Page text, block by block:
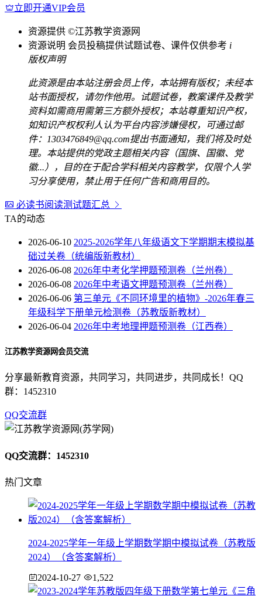
立即开通VIP会员
资源提供 ©江苏教学资源网
资源说明 会员投稿提供试题试卷、课件仅供参考 i
版权声明
此资源是由本站注册会员上传，本站拥有版权；未经本
站书面授权，请勿作他用。试题试卷，教案课件及教学
资料如需商用需第三方额外授权；本站尊重知识产权，
如知识产权权利人认为平台内容涉嫌侵权，可通过邮
件：1303476849@qq.com提出书面通知，我们将及时处
理。本站提供的党政主题相关内容（国旗、国徽、党
徽...），目的在于配合学科相关内容教学，仅限个人学
习分享使用，禁止用于任何广告和商用目的。
必读书阅读测试题汇总
TA的动态
2026-06-10 2025-2026学年八年级语文下学期期末模拟基
础过关卷（统编版新教材）
2026-06-08 2026年中考化学押题预测卷（兰州卷）
2026-06-08 2026年中考语文押题预测卷（兰州卷）
2026-06-06 第三单元《不同环境里的植物》-2026年春三
年级科学下册单元检测卷（苏教版新教材）
2026-06-04 2026年中考地理押题预测卷（江西卷）
江苏教学资源网会员交流
分享最新教育资源，共同学习，共同进步，共同成长！QQ
群：1452310
QQ交流群
QQ交流群：1452310
热门文章
2024-2025学年一年级上学期数学期中模拟试卷（苏教版
2024）（含答案解析）
2024-10-27 1,522